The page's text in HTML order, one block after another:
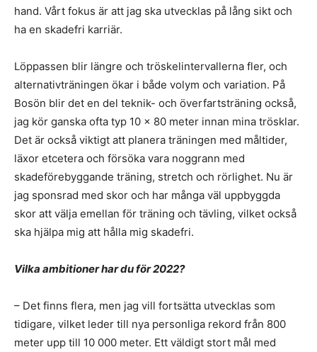
hand. Vårt fokus är att jag ska utvecklas på lång sikt och
ha en skadefri karriär.
Löppassen blir längre och tröskelintervallerna fler, och
alternativträningen ökar i både volym och variation. På
Bosön blir det en del teknik- och överfartsträning också,
jag kör ganska ofta typ 10 x 80 meter innan mina trösklar.
Det är också viktigt att planera träningen med måltider,
läxor etcetera och försöka vara noggrann med
skadeförebyggande träning, stretch och rörlighet. Nu är
jag sponsrad med skor och har många väl uppbyggda
skor att välja emellan för träning och tävling, vilket också
ska hjälpa mig att hålla mig skadefri.
Vilka ambitioner har du för 2022?
– Det finns flera, men jag vill fortsätta utvecklas som
tidigare, vilket leder till nya personliga rekord från 800
meter upp till 10 000 meter. Ett väldigt stort mål med